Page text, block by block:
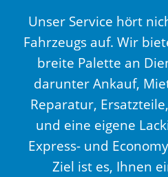
Unser Service hört
Fahrzeugs auf. Wir
breite Palette an
darunter Ankauf,
Reparatur,
und eine eigene
Express- und
Ziel ist es, Ihnen